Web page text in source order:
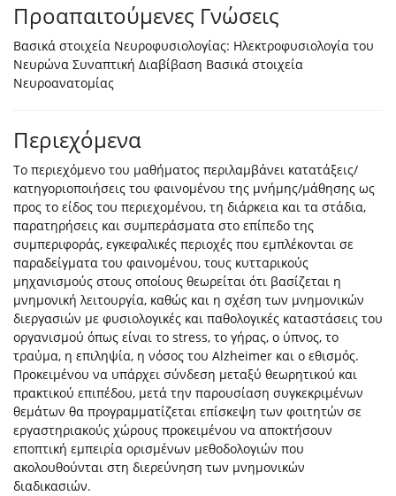
Προαπαιτούμενες Γνώσεις
Βασικά στοιχεία Νευροφυσιολογίας: Ηλεκτροφυσιολογία του
Νευρώνα Συναπτική Διαβίβαση Βασικά στοιχεία
Νευροανατομίας
Περιεχόμενα
Το περιεχόμενο του μαθήματος περιλαμβάνει κατατάξεις/
κατηγοριοποιήσεις του φαινομένου της μνήμης/μάθησης ως
προς το είδος του περιεχομένου, τη διάρκεια και τα στάδια,
παρατηρήσεις και συμπεράσματα στο επίπεδο της
συμπεριφοράς, εγκεφαλικές περιοχές που εμπλέκονται σε
παραδείγματα του φαινομένου, τους κυτταρικούς
μηχανισμούς στους οποίους θεωρείται ότι βασίζεται η
μνημονική λειτουργία, καθώς και η σχέση των μνημονικών
διεργασιών με φυσιολογικές και παθολογικές καταστάσεις του
οργανισμού όπως είναι το stress, το γήρας, ο ύπνος, το
τραύμα, η επιληψία, η νόσος του Alzheimer και ο εθισμός.
Προκειμένου να υπάρχει σύνδεση μεταξύ θεωρητικού και
πρακτικού επιπέδου, μετά την παρουσίαση συγκεκριμένων
θεμάτων θα προγραμματίζεται επίσκεψη των φοιτητών σε
εργαστηριακούς χώρους προκειμένου να αποκτήσουν
εποπτική εμπειρία ορισμένων μεθοδολογιών που
ακολουθούνται στη διερεύνηση των μνημονικών
διαδικασιών.